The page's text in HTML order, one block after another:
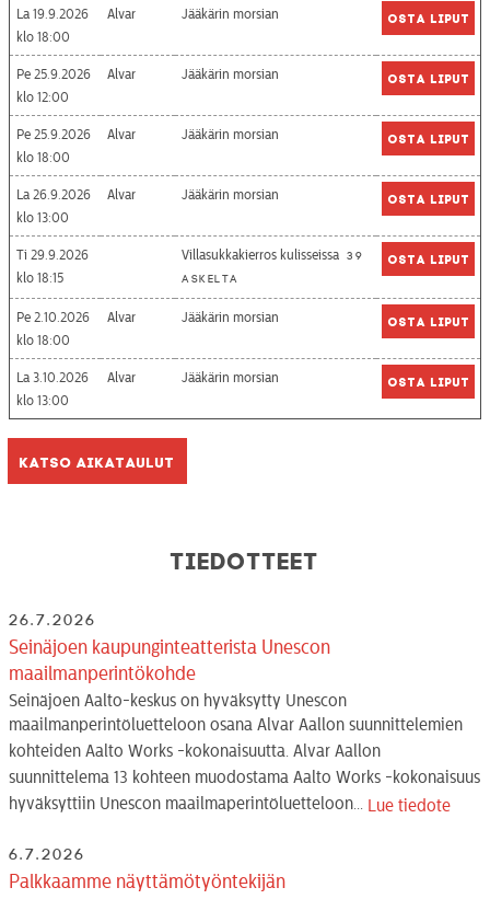
La 19.9.2026
18:00
Alvar Jääkärin morsian Osta liput
Pe 25.9.2026
12:00
Alvar Jääkärin morsian Osta liput
Pe 25.9.2026
18:00
Alvar Jääkärin morsian Osta liput
La 26.9.2026
13:00
Alvar Jääkärin morsian Osta liput
Ti 29.9.2026
18:15
Villasukkakierros kulisseissa 39
askelta
Osta liput
Pe 2.10.2026
18:00
Alvar Jääkärin morsian Osta liput
La 3.10.2026
13:00
Alvar Jääkärin morsian Osta liput
Katso aikataulut
Tiedotteet
26.7.2026
Seinäjoen kaupunginteatterista Unescon
maailmanperintökohde
Seinäjoen Aalto-keskus on hyväksytty Unescon
maailmanperintöluetteloon osana Alvar Aallon suunnittelemien
kohteiden Aalto Works -kokonaisuutta. Alvar Aallon
suunnittelema 13 kohteen muodostama Aalto Works -kokonaisuus
hyväksyttiin Unescon maailmaperintöluetteloon...
Lue tiedote
6.7.2026
Palkkaamme näyttämötyöntekijän